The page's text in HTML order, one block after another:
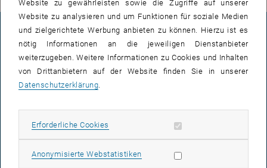
IMPRESSUM
BARRIEREFREIHEITSERKLÄRUNG
COOKIEEINSTELLUNGEN
Website zu gewährleisten sowie die Zugriffe auf unserer
Website zu analysieren und um Funktionen für soziale Medien
und zielgerichtete Werbung anbieten zu können. Hierzu ist es
nötig Informationen an die jeweiligen Dienstanbieter
weiterzugeben. Weitere Informationen zu Cookies und Inhalten
von Drittanbietern auf der Website finden Sie in unserer
Datenschutzerklärung.
Erforderliche Cookies Erforderliche Cookies zulassen
Anonymisierte WebstatistikenStatistik Cookies zulassen